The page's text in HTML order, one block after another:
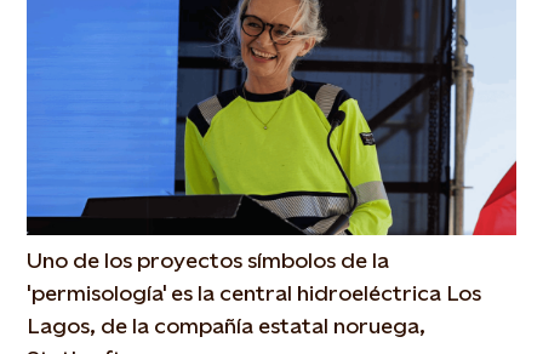
Uno de los proyectos símbolos de la
'permisología' es la central hidroeléctrica Los
Lagos, de la compañía estatal noruega,